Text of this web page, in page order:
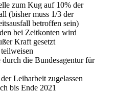
zum Kug auf 10% der
(bisher muss 1/3 der
betroffen sein)
bei Zeitkonten wird
Kraft gesetzt
durch die Bundesagentur für
Leiharbeit zugelassen
bis Ende 2021